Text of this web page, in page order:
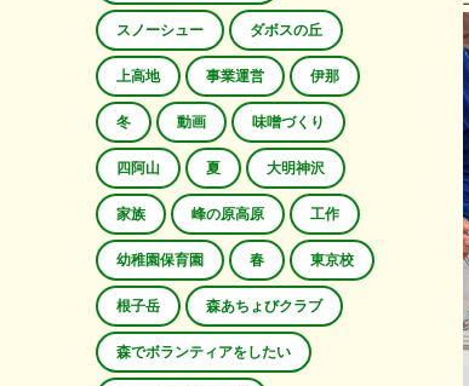
スノーシュー ダボスの丘
上高地 事業運営 伊那
冬 動画 味噌づくり
四阿山 夏 大明神沢
家族 峰の原高原 工作
幼稚園保育園 春 東京校
根子岳 森あちょびクラブ
森でボランティアをしたい